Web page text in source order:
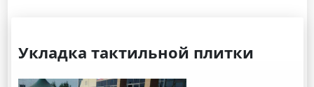
Укладка тактильной плитки